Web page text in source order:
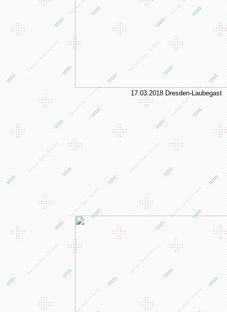
17.03.2018 Dresden-Laubegast